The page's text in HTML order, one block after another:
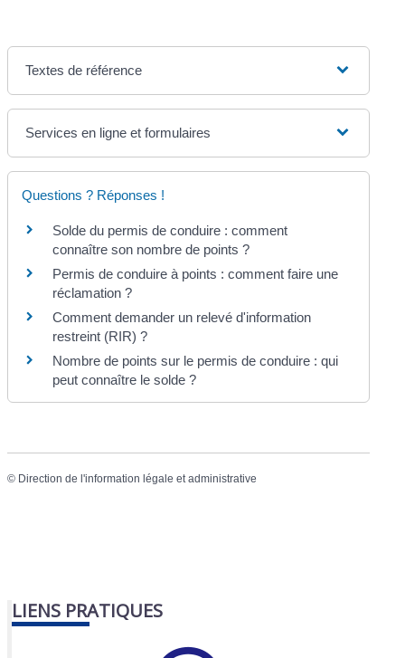
Textes de référence
Services en ligne et formulaires
Questions ? Réponses !
Solde du permis de conduire : comment
connaître son nombre de points ?
Permis de conduire à points : comment faire une
réclamation ?
Comment demander un relevé d'information
restreint (RIR) ?
Nombre de points sur le permis de conduire : qui
peut connaître le solde ?
© Direction de l'information légale et administrative
LIENS PRATIQUES